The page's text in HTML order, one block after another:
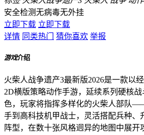
安全检测无病毒无外挂
立即下载 立即下载
详情 同类热门 猜你喜欢 举报
游戏介绍
火柴人战争遗产3最新版2026是一款以
2D横版策略动作手游，延续系列硬核
色，玩家将指挥多样化的火柴人部队
手到高科技机甲战士，灵活搭配兵种、
阵型，在数十张风格迥异的地图中展开